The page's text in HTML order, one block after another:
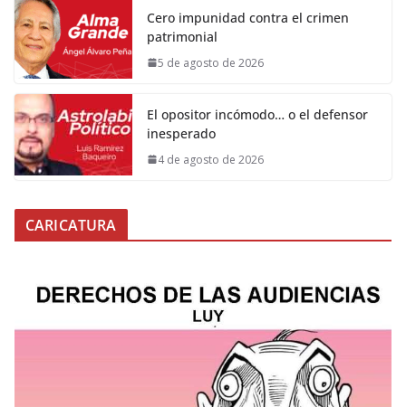
Cero impunidad contra el crimen
patrimonial
5 de agosto de 2026
El opositor incómodo… o el defensor
inesperado
4 de agosto de 2026
CARICATURA